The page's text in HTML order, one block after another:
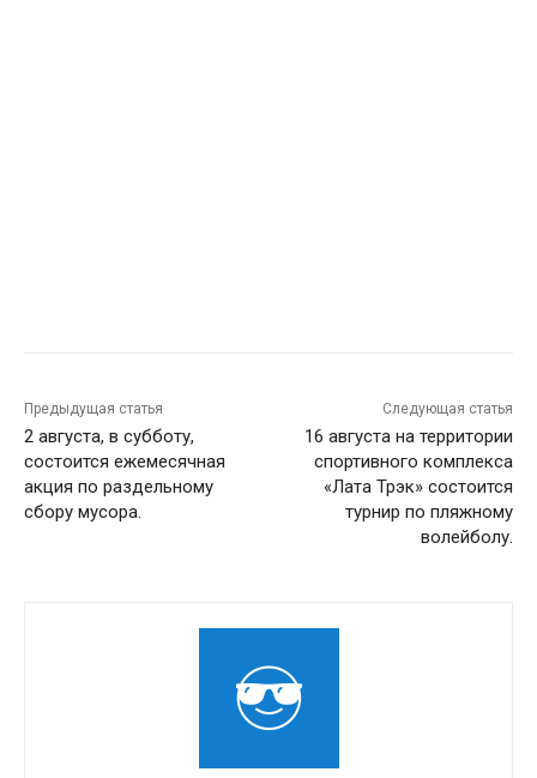
Предыдущая статья
2 августа, в субботу,
состоится ежемесячная
акция по раздельному
сбору мусора.
Следующая статья
16 августа на территории
спортивного комплекса
«Лата Трэк» состоится
турнир по пляжному
волейболу.